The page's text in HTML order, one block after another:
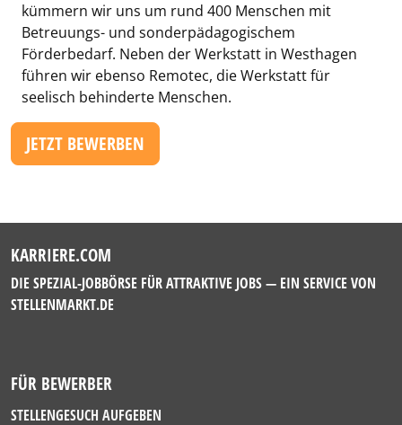
kümmern wir uns um rund 400 Menschen mit
Betreuungs- und sonderpädagogischem
Förderbedarf. Neben der Werkstatt in Westhagen
führen wir ebenso Remotec, die Werkstatt für
seelisch behinderte Menschen.
JETZT BEWERBEN
KARRIERE.COM
DIE SPEZIAL-JOBBÖRSE FÜR ATTRAKTIVE JOBS — EIN SERVICE VON
STELLENMARKT.DE
FÜR BEWERBER
STELLENGESUCH AUFGEBEN